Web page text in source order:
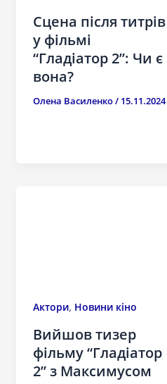
Сцена після титрів
у фільмі
“Гладіатор 2”: Чи є
вона?
Олена Василенко/ 15.11.2024
Актори, Новини кіно
Вийшов тизер
фільму “Гладіатор
2” з Максимусом